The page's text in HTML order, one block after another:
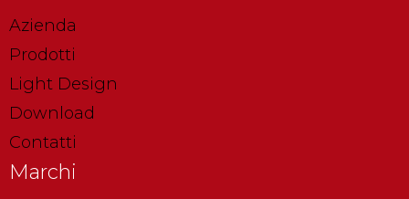
Azienda
Prodotti
Light Design
Download
Contatti
Marchi